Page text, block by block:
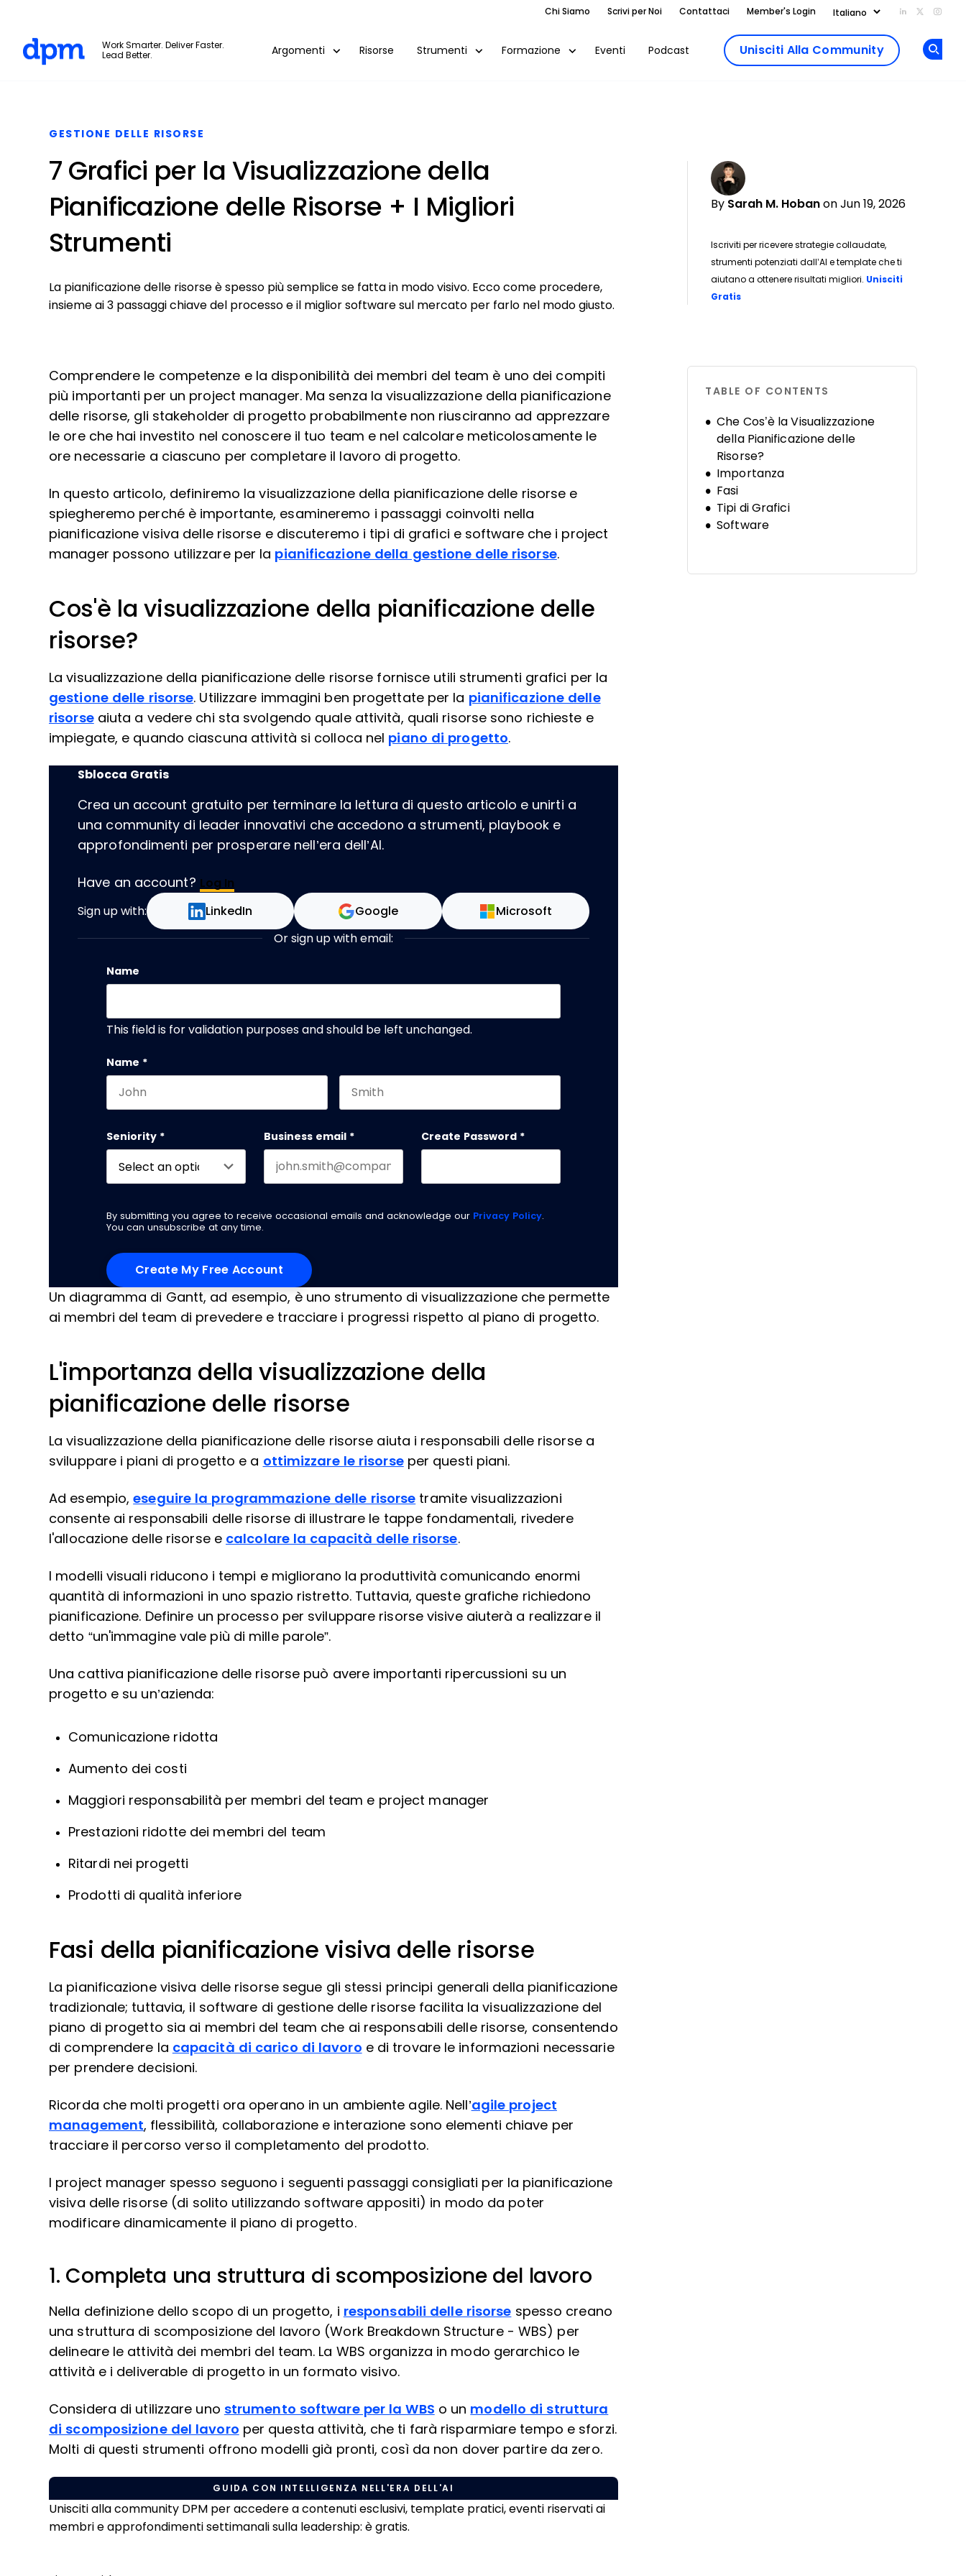
Chi Siamo Scrivi per Noi Contattaci Member's Login Add us on
Follow
Work Smarter. Deliver Faster.
Lead Better.
Argomenti Risorse Strumenti Formazione Eventi Podcast Unisciti Alla Community
GESTIONE DELLE RISORSE
7 Grafici per la Visualizzazione della
Pianificazione delle Risorse + I Migliori
Strumenti
By Sarah M. Hoban on Jun 19, 2026
Iscriviti per ricevere strategie collaudate,
strumenti potenziati dall’AI e template che ti
aiutano a ottenere risultati migliori. Unisciti
GratisOpens new window
La pianificazione delle risorse è spesso più semplice se fatta in modo visivo. Ecco come procedere,
insieme ai 3 passaggi chiave del processo e il miglior software sul mercato per farlo nel modo giusto.
Comprendere le competenze e la disponibilità dei membri del team è uno dei compiti
più importanti per un project manager. Ma senza la visualizzazione della pianificazione
delle risorse, gli stakeholder di progetto probabilmente non riusciranno ad apprezzare
le ore che hai investito nel conoscere il tuo team e nel calcolare meticolosamente le
ore necessarie a ciascuno per completare il lavoro di progetto.
In questo articolo, definiremo la visualizzazione della pianificazione delle risorse e
spiegheremo perché è importante, esamineremo i passaggi coinvolti nella
pianificazione visiva delle risorse e discuteremo i tipi di grafici e software che i project
manager possono utilizzare per la pianificazione della gestione delle risorse.
Cos'è la visualizzazione della pianificazione delle
risorse?
La visualizzazione della pianificazione delle risorse fornisce utili strumenti grafici per la
gestione delle risorse. Utilizzare immagini ben progettate per la pianificazione delle
risorseaiuta a vedere chi sta svolgendo quale attività, quali risorse sono richieste e
impiegate, e quando ciascuna attività si colloca nel piano di progetto.
Sblocca Gratis
Crea un account gratuito per terminare la lettura di questo articolo e unirti a
una community di leader innovativi che accedono a strumenti, playbook e
approfondimenti per prosperare nell’era dell’AI.
Have an account? Log In
Sign up with: LinkedIn Google Microsoft
Or sign up with email:
Name
This field is for validation purposes and should be left unchanged.
Name *
Seniority * Business email * Create Password *
By submitting you agree to receive occasional emails and acknowledge our Privacy Policy.
You can unsubscribe at any time.
Un diagramma di Gantt, ad esempio, è uno strumento di visualizzazione che permette
ai membri del team di prevedere e tracciare i progressi rispetto al piano di progetto.
L'importanza della visualizzazione della
pianificazione delle risorse
La visualizzazione della pianificazione delle risorse aiuta i responsabili delle risorse a
sviluppare i piani di progetto e a ottimizzare le risorseper questi piani.
Ad esempio,eseguire la programmazione delle risorse tramite visualizzazioni
consente ai responsabili delle risorse di illustrare le tappe fondamentali, rivedere
l'allocazione delle risorse e calcolare la capacità delle risorse.
I modelli visuali riducono i tempi e migliorano la produttività comunicando enormi
quantità di informazioni in uno spazio ristretto. Tuttavia, queste grafiche richiedono
pianificazione. Definire un processo per sviluppare risorse visive aiuterà a realizzare il
detto “un'immagine vale più di mille parole”.
Una cattiva pianificazione delle risorse può avere importanti ripercussioni su un
progetto e su un’azienda:
Comunicazione ridotta
Aumento dei costi
Maggiori responsabilità per membri del team e project manager
Prestazioni ridotte dei membri del team
Ritardi nei progetti
Prodotti di qualità inferiore
Fasi della pianificazione visiva delle risorse
La pianificazione visiva delle risorse segue gli stessi principi generali della pianificazione
tradizionale; tuttavia, il software di gestione delle risorse facilita la visualizzazione del
piano di progetto sia ai membri del team che ai responsabili delle risorse, consentendo
di comprendere la capacità di carico di lavoro e di trovare le informazioni necessarie
per prendere decisioni.
Ricorda che molti progetti ora operano in un ambiente agile. Nell’agile project
management, flessibilità, collaborazione e interazione sono elementi chiave per
tracciare il percorso verso il completamento del prodotto.
I project manager spesso seguono i seguenti passaggi consigliati per la pianificazione
visiva delle risorse (di solito utilizzando software appositi) in modo da poter
modificare dinamicamente il piano di progetto.
1. Completa una struttura di scomposizione del lavoro
Nella definizione dello scopo di un progetto, i responsabili delle risorse spesso creano
una struttura di scomposizione del lavoro (Work Breakdown Structure - WBS) per
delineare le attività dei membri del team. La WBS organizza in modo gerarchico le
attività e i deliverable di progetto in un formato visivo.
Considera di utilizzare uno strumento software per la WBS o un modello di struttura
di scomposizione del lavoro per questa attività, che ti farà risparmiare tempo e sforzi.
Molti di questi strumenti offrono modelli già pronti, così da non dover partire da zero.
GUIDA CON INTELLIGENZA NELL'ERA DELL'AI
Unisciti alla community DPM per accedere a contenuti esclusivi, template pratici, eventi riservati ai
membri e approfondimenti settimanali sulla leadership: è gratis.
TABLE OF CONTENTS
Che Cos’è la Visualizzazione
della Pianificazione delle
Risorse?
Importanza
Fasi
Tipi di Grafici
Software